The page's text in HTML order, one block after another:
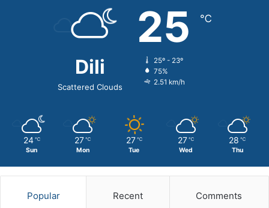
Dili
Scattered Clouds
25 ℃
25º - 23º
75%
2.51 km/h
24 ℃
Sun
27 ℃
Mon
27 ℃
Tue
27 ℃
Wed
28 ℃
Thu
Popular Recent Comments